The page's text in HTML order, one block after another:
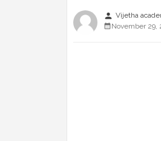
person Vijetha
November 29,